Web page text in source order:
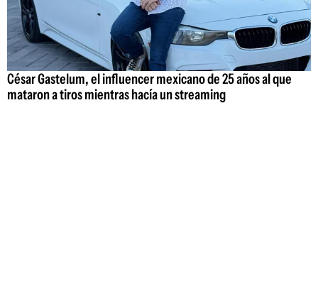
César Gastelum, el influencer mexicano de 25 años al que
mataron a tiros mientras hacía un streaming